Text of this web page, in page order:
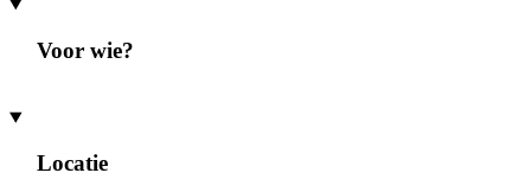
Voor wie?
Locatie